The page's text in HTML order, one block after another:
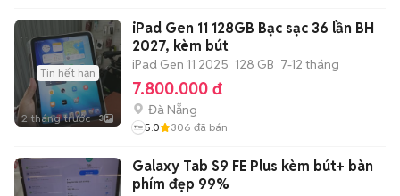
Tin hết hạn
2 tháng trước 3
iPad Gen 11 128GB Bạc sạc 36 lần BH
2027, kèm bút
iPad Gen 11 2025 128 GB 7-12 tháng
7.800.000 đ
Đà Nẵng
5.0 306 đã bán
Galaxy Tab S9 FE Plus kèm bút+ bàn
phím đẹp 99%